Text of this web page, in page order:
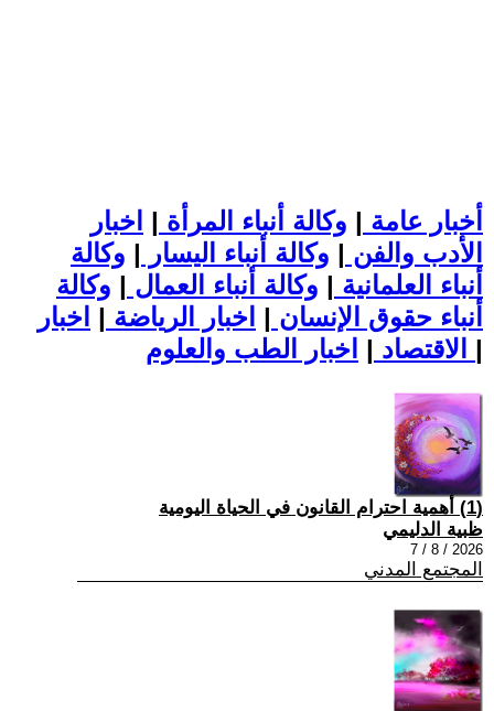
أخبار عامة | وكالة أنباء المرأة | اخبار
الأدب والفن | وكالة أنباء اليسار | وكالة
أنباء العلمانية | وكالة أنباء العمال | وكالة
أنباء حقوق الإنسان | اخبار الرياضة | اخبار
الاقتصاد | |
(1) أهمية احترام القانون في الحياة اليومية
ظبية الدليمي
2026 / 8 / 7
المجتمع المدني